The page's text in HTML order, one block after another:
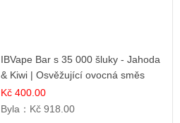
IBVape Bar s 35 000 šluky - Jahoda
& Kiwi | Osvěžující ovocná směs
Kč 400.00
Byla： Kč 918.00